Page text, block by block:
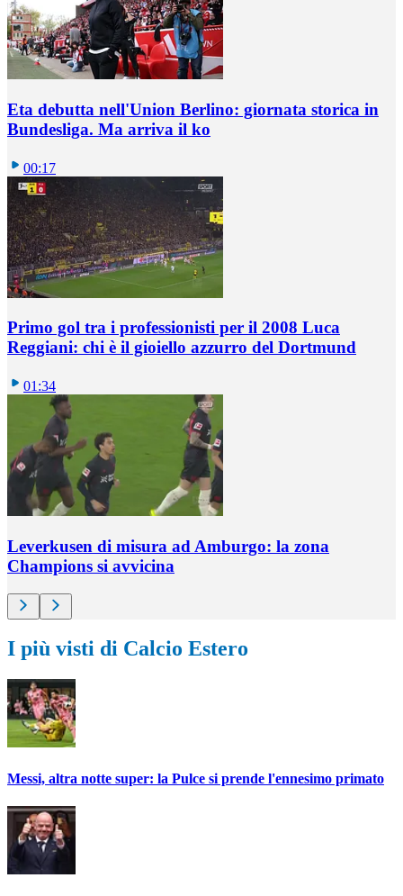
Eta debutta nell'Union Berlino: giornata storica in
Bundesliga. Ma arriva il ko
00:17
Primo gol tra i professionisti per il 2008 Luca
Reggiani: chi è il gioiello azzurro del Dortmund
01:34
Leverkusen di misura ad Amburgo: la zona
Champions si avvicina
I più visti di Calcio Estero
Messi, altra notte super: la Pulce si prende l'ennesimo primato